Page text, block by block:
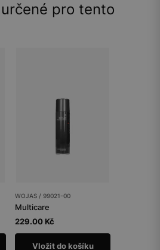
pro tento
WOJAS / 99021-00
Multicare
229.00 Kč
Vložit do košíku